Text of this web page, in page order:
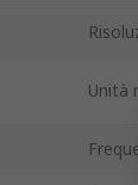
Unità